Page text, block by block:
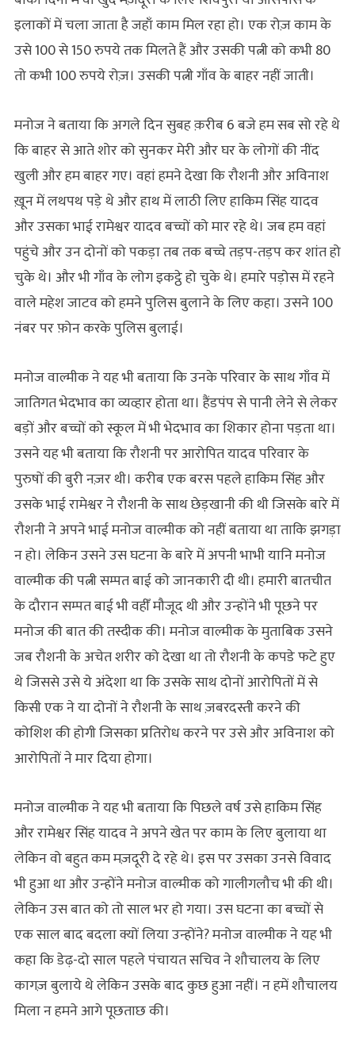
इलाकों में चला जाता है जहाँ काम मिल रहा हो। एक रोज़ काम के
उसे 100 से 150 रुपये तक मिलते हैं और उसकी पत्नी को कभी 80
तो कभी 100 रुपये रोज़। उसकी पत्नी गाँव के बाहर नहीं जाती।
मनोज ने बताया कि अगले दिन सुबह क़रीब 6 बजे हम सब सो रहे थे
कि बाहर से आते शोर को सुनकर मेरी और घर के लोगों की नींद
खुली और हम बाहर गए। वहां हमने देखा कि रौशनी और अविनाश
ख़ून में लथपथ पड़े थे और हाथ में लाठी लिए हाकिम सिंह यादव
और उसका भाई रामेश्वर यादव बच्चों को मार रहे थे। जब हम वहां
पहुंचे और उन दोनों को पकड़ा तब तक बच्चे तड़प-तड़प कर शांत हो
चुके थे। और भी गाँव के लोग इकट्ठे हो चुके थे। हमारे पड़ोस में रहने
वाले महेश जाटव को हमने पुलिस बुलाने के लिए कहा। उसने 100
नंबर पर फ़ोन करके पुलिस बुलाई।
मनोज वाल्मीक ने यह भी बताया कि उनके परिवार के साथ गाँव में
जातिगत भेदभाव का व्यव्हार होता था। हैंडपंप से पानी लेने से लेकर
बड़ों और बच्चों को स्कूल में भी भेदभाव का शिकार होना पड़ता था।
उसने यह भी बताया कि रौशनी पर आरोपित यादव परिवार के
पुरुषों की बुरी नज़र थी। करीब एक बरस पहले हाकिम सिंह और
उसके भाई रामेश्वर ने रौशनी के साथ छेड़खानी की थी जिसके बारे में
रौशनी ने अपने भाई मनोज वाल्मीक को नहीं बताया था ताकि झगड़ा
न हो। लेकिन उसने उस घटना के बारे में अपनी भाभी यानि मनोज
वाल्मीक की पत्नी सम्पत बाई को जानकारी दी थी। हमारी बातचीत
के दौरान सम्पत बाई भी वहीँ मौजूद थी और उन्होंने भी पूछने पर
मनोज की बात की तस्दीक की। मनोज वाल्मीक के मुताबिक उसने
जब रौशनी के अचेत शरीर को देखा था तो रौशनी के कपडे फटे हुए
थे जिससे उसे ये अंदेशा था कि उसके साथ दोनों आरोपितों में से
किसी एक ने या दोनों ने रौशनी के साथ ज़बरदस्ती करने की
कोशिश की होगी जिसका प्रतिरोध करने पर उसे और अविनाश को
आरोपितों ने मार दिया होगा।
मनोज वाल्मीक ने यह भी बताया कि पिछले वर्ष उसे हाकिम सिंह
और रामेश्वर सिंह यादव ने अपने खेत पर काम के लिए बुलाया था
लेकिन वो बहुत कम मज़दूरी दे रहे थे। इस पर उसका उनसे विवाद
भी हुआ था और उन्होंने मनोज वाल्मीक को गालीगलौच भी की थी।
लेकिन उस बात को तो साल भर हो गया। उस घटना का बच्चों से
एक साल बाद बदला क्यों लिया उन्होंने? मनोज वाल्मीक ने यह भी
कहा कि डेढ़-दो साल पहले पंचायत सचिव ने शौचालय के लिए
कागज़ बुलाये थे लेकिन उसके बाद कुछ हुआ नहीं। न हमें शौचालय
मिला न हमने आगे पूछताछ की।